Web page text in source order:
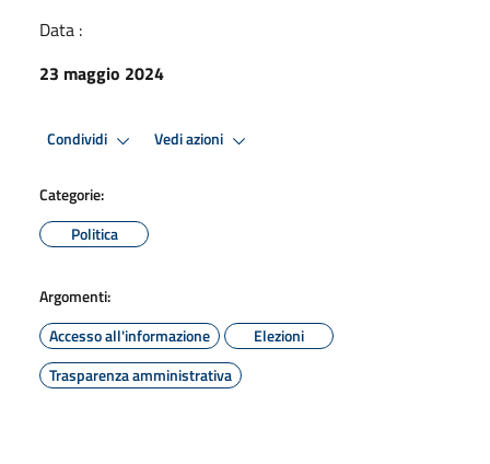
Data :
23 maggio 2024
Condividi Vedi azioni
Categorie:
Politica
Argomenti:
Accesso all'informazione
Elezioni
Trasparenza amministrativa